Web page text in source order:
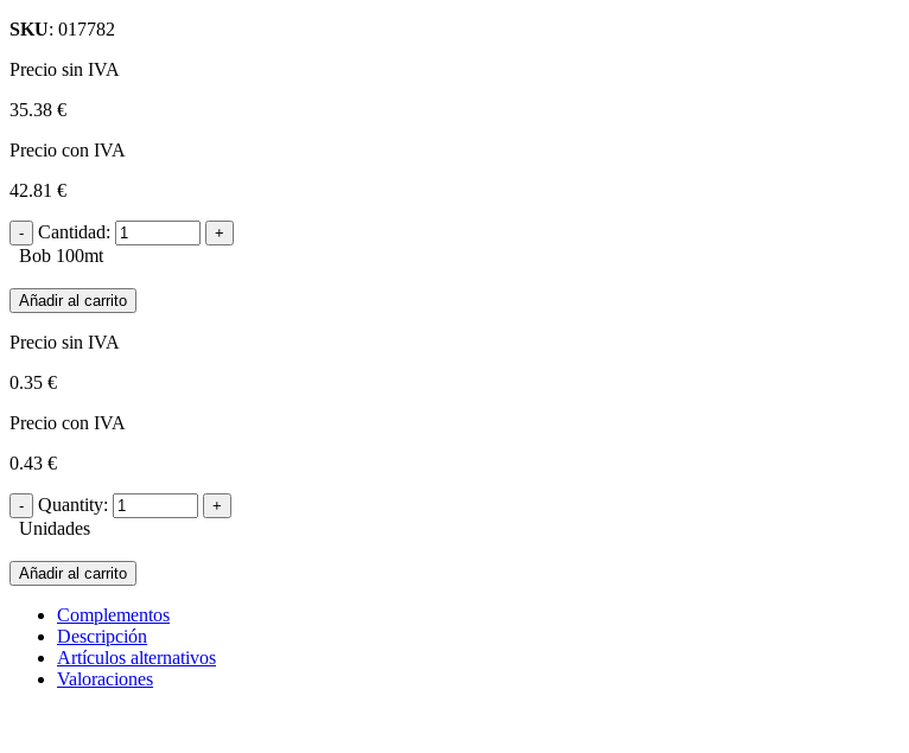
SKU: 017782
Precio sin IVA
35.38 €
Precio con IVA
42.81 €
Cantidad:
Bob 100mt
Añadir al carrito
Precio sin IVA
0.35 €
Precio con IVA
0.43 €
Quantity:
Unidades
Añadir al carrito
Complementos
Descripción
Artículos alternativos
Valoraciones